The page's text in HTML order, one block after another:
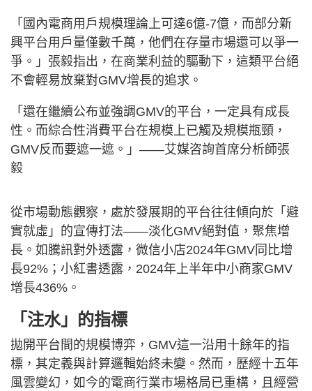
「國內電商用戶規模理論上可達6億-7億，而部分新
興平台用戶量僅數千萬，他們在存量市場還可以爭一
爭。」張毅指出，在商業利益的驅動下，這類平台絕
不會輕易放棄對GMV增長的追求。
「還在繼續公布並強調GMV的平台，一定具有成長
性。而綜合性消費平台在規模上已觸及規模瓶頸，
GMV反而要遮一遮。」——艾媒咨詢首席分析師張
毅
從市場動態觀察，處於發展期的平台往往傾向於「避
實就虛」的宣傳打法——淡化GMV絕對值，聚焦增
長。如騰訊對外透露，微信小店2024年GMV同比增
長92%；小紅書透露，2024年上半年中小商家GMV
增長436%。
「注水」的指標
拋開平台間的規模博弈，GMV這一沿用十餘年的指
標，其定義與計算邏輯始終未變。然而，歷經十五年
風雲變幻，如今的電商行業市場格局已重構，且經營